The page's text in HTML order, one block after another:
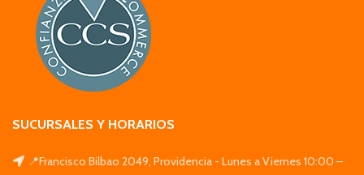
SUCURSALES Y HORARIOS
📍Francisco Bilbao 2049, Providencia - Lunes a Viernes 10:00 –